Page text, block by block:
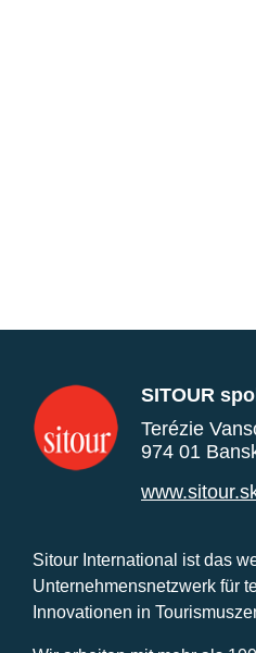
SITOUR
Terézie
974 01
Sitour International ist das
Unternehmensnetzwerk für
Innovationen in